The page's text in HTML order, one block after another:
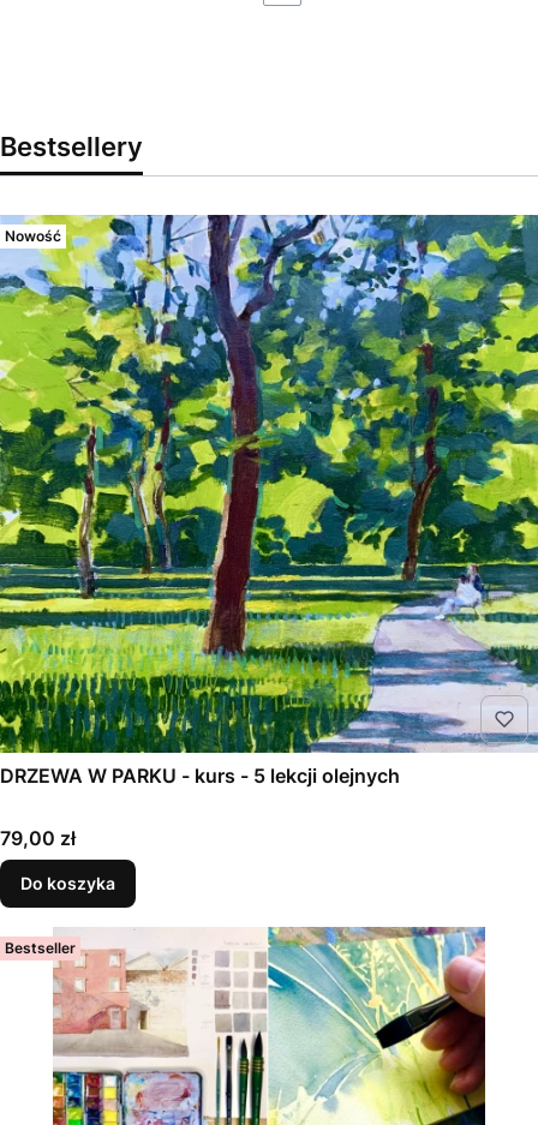
Bestsellery
Nowość
DRZEWA W PARKU - kurs - 5 lekcji olejnych
Cena
79,00 zł
Do koszyka
Bestseller